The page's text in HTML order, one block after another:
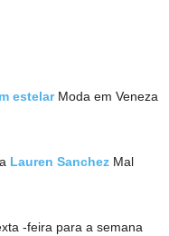
estelarModa em Veneza
Lauren Sanchez Mal
-feira para a semana